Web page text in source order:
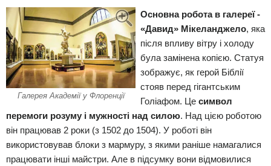
Галерея Академії у Флоренції
Основна робота в галереї -
«Давид» Мікеланджело, яка
після впливу вітру і холоду
була замінена копією. Статуя
зображує, як герой Біблії
стояв перед гігантським
Голіафом. Це символ
перемоги розуму і мужності над силою. Над цією роботою
він працював 2 роки (з 1502 до 1504). У роботі він
використовував блоки з мармуру, з якими раніше намагалися
працювати інші майстри. Але в підсумку вони відмовилися